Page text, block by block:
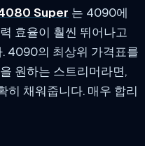
Super 는 4090에
효율이 훨씬 뛰어나고
4090의 최상위 가격표를
원하는 스트리머라면,
히 채워줍니다. 매우 합리